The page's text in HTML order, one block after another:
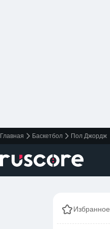
Главная Баскетбол Пол Джордж
Избранное